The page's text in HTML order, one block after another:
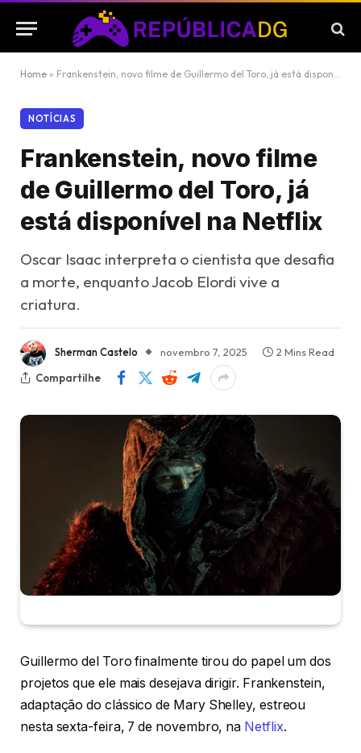
Home » Frankenstein, novo filme de Guillermo del Toro, já está disponível na Netflix
NOTÍCIAS
Frankenstein, novo filme
de Guillermo del Toro, já
está disponível na Netflix
Oscar Isaac interpreta o cientista que desafia
a morte, enquanto Jacob Elordi vive a
criatura.
Sherman Castelo novembro 7, 2025
2 Mins Read
Compartilhe
Guillermo del Toro finalmente tirou do papel um dos
projetos que ele mais desejava dirigir. Frankenstein,
adaptação do clássico de Mary Shelley, estreou
nesta sexta-feira, 7 de novembro, na Netflix.